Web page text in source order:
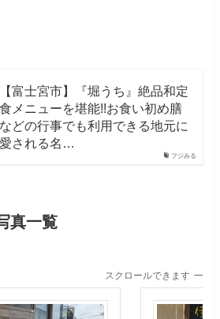
フジみる
【富士宮市】『堀うち』絶品和定
食メニューを堪能!!お食い初め膳
などの行事でも利用できる地元に
愛される名…
真一覧
スクロールできます